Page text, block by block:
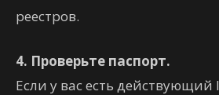
реестров.
4. Проверьте паспорт.
Если у вас есть действующий